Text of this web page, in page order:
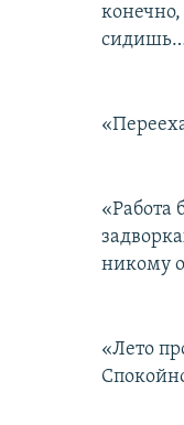
«Работа
никому
«Лето